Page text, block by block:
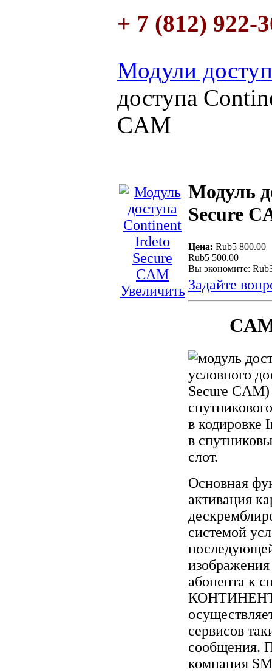
+ 7 (812) 922-
Модули
доступа
CAM
Увеличить
Модуль
Secure
Цена: Rub5 800.00
Rub5 500.00
Вы экономите:
Задайте
условного
Secure
в кодировке
в
слот.
Основная
активация
системой
абонента к
КОНТИНЕНТ
сервисов
сообщения.
компания